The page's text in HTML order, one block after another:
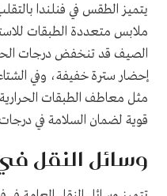
يتميز الطقس في فنلندا
ملابس متعددة الطبقات
الصيف قد تنخفض درجات
إحضار سترة خفيفة، وفي
مثل معاطف الطبقات
قوية لضمان السلامة في درجات
وسائل النقل